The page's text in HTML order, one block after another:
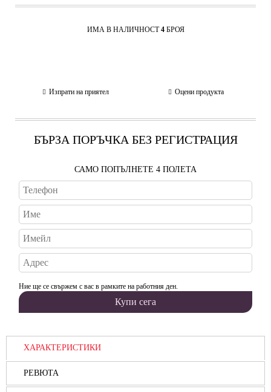
ИМА В НАЛИЧНОСТ4БРОЯ
Изпрати на приятел Оцени продукта
БЪРЗА ПОРЪЧКА БЕЗ РЕГИСТРАЦИЯ
САМО ПОПЪЛНЕТЕ 4 ПОЛЕТА
Ние ще се свържем с вас в рамките на работния ден.
ХАРАКТЕРИСТИКИ
РЕВЮТА